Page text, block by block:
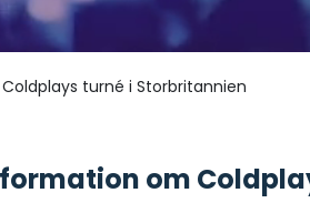
turné i Storbritannien
om